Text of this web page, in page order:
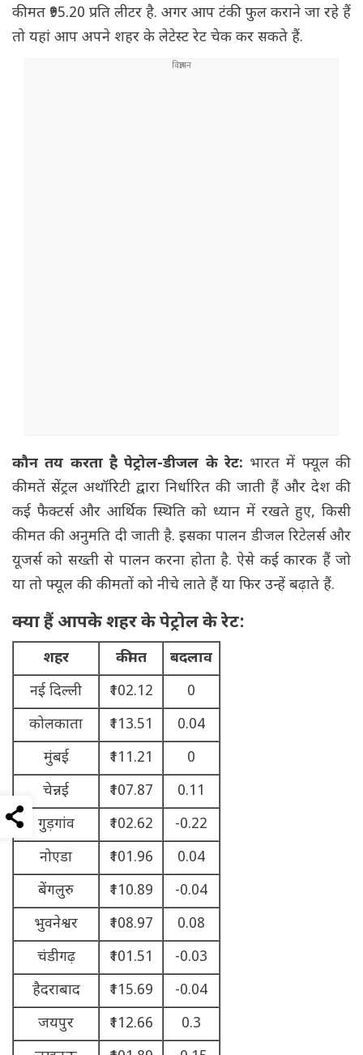
कीमत ₹95.20 प्रति लीटर है. अगर आप टंकी फुल कराने जा रहे हैं
तो यहां आप अपने शहर के लेटेस्ट रेट चेक कर सकते हैं.
कौन तय करता है पेट्रोल-डीजल के रेट: भारत में फ्यूल की
कीमतें सेंट्रल अथॉरिटी द्वारा निर्धारित की जाती हैं और देश की
कई फैक्टर्स और आर्थिक स्थिति को ध्यान में रखते हुए, किसी
कीमत की अनुमति दी जाती है. इसका पालन डीजल रिटेलर्स और
यूजर्स को सख्ती से पालन करना होता है. ऐसे कई कारक हैं जो
या तो फ्यूल की कीमतों को नीचे लाते हैं या फिर उन्हें बढ़ाते हैं.
क्या हैं आपके शहर के पेट्रोल के रेट:
शहर कीमत
बदलाव
नई दिल्ली
₹102.12
0
कोलकाता
₹113.51
0.04
मुंबई
₹111.21
0
चेन्नई
₹107.87
0.11
गुड़गांव
₹102.62
-0.22
नोएडा
₹101.96
0.04
बेंगलुरु
₹110.89
-0.04
भुवनेश्वर
₹108.97
0.08
चंडीगढ़
₹101.51
-0.03
हैदराबाद
₹115.69
-0.04
जयपुर
₹112.66
0.3